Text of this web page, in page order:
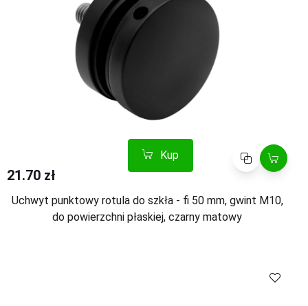
Kup Porównaj
21.70 zł
Uchwyt punktowy rotula do szkła - fi 50 mm, gwint M10,
do powierzchni płaskiej, czarny matowy